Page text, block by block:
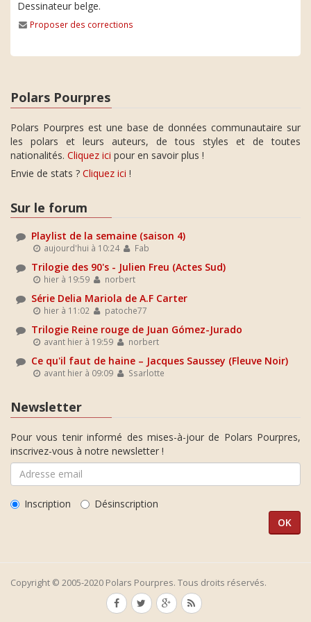
Dessinateur belge.
Proposer des corrections
Polars Pourpres
Polars Pourpres est une base de données communautaire sur
les polars et leurs auteurs, de tous styles et de toutes
nationalités. Cliquez ici pour en savoir plus !
Envie de stats ? Cliquez ici !
Sur le forum
Playlist de la semaine (saison 4)
aujourd'hui à 10:24 Fab
Trilogie des 90's - Julien Freu (Actes Sud)
hier à 19:59 norbert
Série Delia Mariola de A.F Carter
hier à 11:02 patoche77
Trilogie Reine rouge de Juan Gómez-Jurado
avant hier à 19:59 norbert
Ce qu'il faut de haine – Jacques Saussey (Fleuve Noir)
avant hier à 09:09 Ssarlotte
Newsletter
Pour vous tenir informé des mises-à-jour de Polars Pourpres,
inscrivez-vous à notre newsletter !
Inscription Désinscription
Copyright © 2005-2020 Polars Pourpres. Tous droits réservés.